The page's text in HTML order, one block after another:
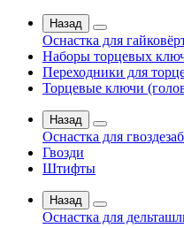
Назад
Оснастка для
Наборы торцевых
Переходники для
Торцевые ключи
Назад
Оснастка для
Гвозди
Штифты
Назад
Оснастка для